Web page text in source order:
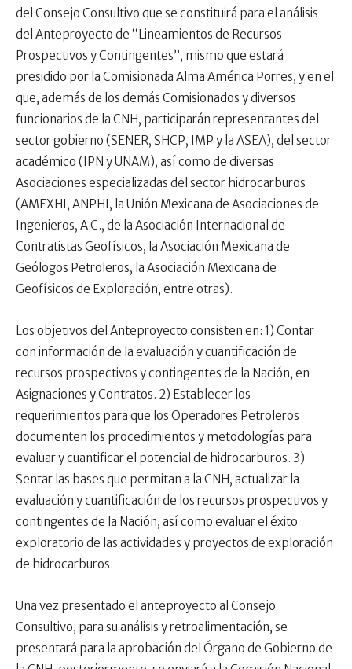
del Consejo Consultivo que se constituirá para el análisis
del Anteproyecto de “Lineamientos de Recursos
Prospectivos y Contingentes”, mismo que estará
presidido por la Comisionada Alma América Porres, y en el
que, además de los demás Comisionados y diversos
funcionarios de la CNH, participarán representantes del
sector gobierno (SENER, SHCP, IMP y la ASEA), del sector
académico (IPN y UNAM), así como de diversas
Asociaciones especializadas del sector hidrocarburos
(AMEXHI, ANPHI, la Unión Mexicana de Asociaciones de
Ingenieros, A C., de la Asociación Internacional de
Contratistas Geofísicos, la Asociación Mexicana de
Geólogos Petroleros, la Asociación Mexicana de
Geofísicos de Exploración, entre otras).
Los objetivos del Anteproyecto consisten en: 1) Contar
con información de la evaluación y cuantificación de
recursos prospectivos y contingentes de la Nación, en
Asignaciones y Contratos. 2) Establecer los
requerimientos para que los Operadores Petroleros
documenten los procedimientos y metodologías para
evaluar y cuantificar el potencial de hidrocarburos. 3)
Sentar las bases que permitan a la CNH, actualizar la
evaluación y cuantificación de los recursos prospectivos y
contingentes de la Nación, así como evaluar el éxito
exploratorio de las actividades y proyectos de exploración
de hidrocarburos.
Una vez presentado el anteproyecto al Consejo
Consultivo, para su análisis y retroalimentación, se
presentará para la aprobación del Órgano de Gobierno de